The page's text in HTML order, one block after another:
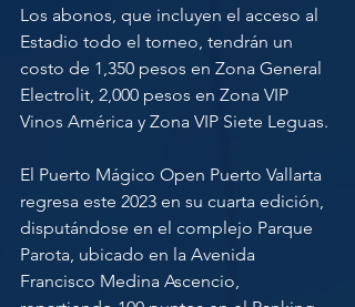
Los abonos, que incluyen el acceso al
Estadio todo el torneo, tendrán un
costo de 1,350 pesos en Zona General
Electrolit, 2,000 pesos en Zona VIP
Vinos América y Zona VIP Siete Leguas.
El Puerto Mágico Open Puerto Vallarta
regresa este 2023 en su cuarta edición,
disputándose en el complejo Parque
Parota, ubicado en la Avenida
Francisco Medina Ascencio,